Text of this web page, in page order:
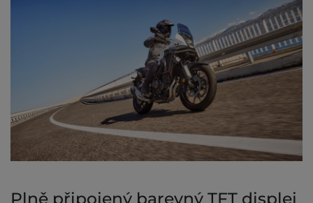
Plně připojený barevný TFT displej